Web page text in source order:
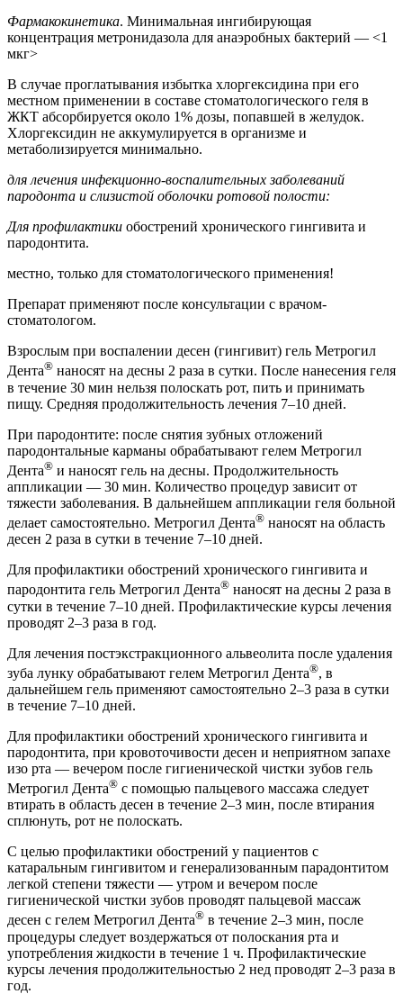
Фармакокинетика. Минимальная ингибирующая
концентрация метронидазола для анаэробных бактерий — <1
мкг>
В случае проглатывания избытка хлоргексидина при его
местном применении в составе стоматологического геля в
ЖКТ абсорбируется около 1% дозы, попавшей в желудок.
Хлоргексидин не аккумулируется в организме и
метаболизируется минимально.
для лечения инфекционно-воспалительных заболеваний
пародонта и слизистой оболочки ротовой полости:
Для профилактики обострений хронического гингивита и
пародонтита.
местно, только для стоматологического применения!
Препарат применяют после консультации с врачом-
стоматологом.
Взрослым при воспалении десен (гингивит) гель Метрогил
Дента® наносят на десны 2 раза в сутки. После нанесения геля
в течение 30 мин нельзя полоскать рот, пить и принимать
пищу. Средняя продолжительность лечения 7–10 дней.
При пародонтите: после снятия зубных отложений
пародонтальные карманы обрабатывают гелем Метрогил
Дента® и наносят гель на десны. Продолжительность
аппликации — 30 мин. Количество процедур зависит от
тяжести заболевания. В дальнейшем аппликации геля больной
делает самостоятельно. Метрогил Дента® наносят на область
десен 2 раза в сутки в течение 7–10 дней.
Для профилактики обострений хронического гингивита и
пародонтита гель Метрогил Дента® наносят на десны 2 раза в
сутки в течение 7–10 дней. Профилактические курсы лечения
проводят 2–3 раза в год.
Для лечения постэкстракционного альвеолита после удаления
зуба лунку обрабатывают гелем Метрогил Дента®, в
дальнейшем гель применяют самостоятельно 2–3 раза в сутки
в течение 7–10 дней.
Для профилактики обострений хронического гингивита и
пародонтита, при кровоточивости десен и неприятном запахе
изо рта — вечером после гигиенической чистки зубов гель
Метрогил Дента® с помощью пальцевого массажа следует
втирать в область десен в течение 2–3 мин, после втирания
сплюнуть, рот не полоскать.
С целью профилактики обострений у пациентов с
катаральным гингивитом и генерализованным парадонтитом
легкой степени тяжести — утром и вечером после
гигиенической чистки зубов проводят пальцевой массаж
десен с гелем Метрогил Дента® в течение 2–3 мин, после
процедуры следует воздержаться от полоскания рта и
употребления жидкости в течение 1 ч. Профилактические
курсы лечения продолжительностью 2 нед проводят 2–3 раза в
год.